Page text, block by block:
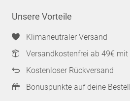
Unsere Vorteile
Klimaneutraler Versand
Versandkostenfrei ab 49€ mit
Kostenloser Rückversand
Bonuspunkte auf deine